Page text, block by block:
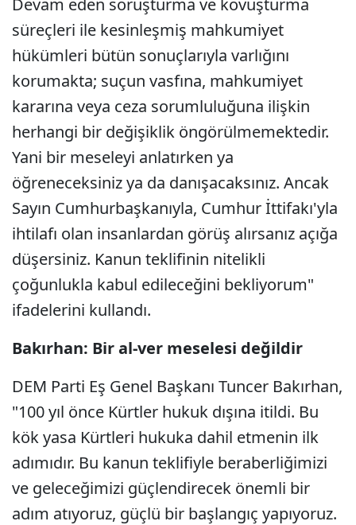
Devam eden soruşturma ve kovuşturma
süreçleri ile kesinleşmiş mahkumiyet
hükümleri bütün sonuçlarıyla varlığını
korumakta; suçun vasfına, mahkumiyet
kararına veya ceza sorumluluğuna ilişkin
herhangi bir değişiklik öngörülmemektedir.
Yani bir meseleyi anlatırken ya
öğreneceksiniz ya da danışacaksınız. Ancak
Sayın Cumhurbaşkanıyla, Cumhur İttifakı'yla
ihtilafı olan insanlardan görüş alırsanız açığa
düşersiniz. Kanun teklifinin nitelikli
çoğunlukla kabul edileceğini bekliyorum"
ifadelerini kullandı.
Bakırhan: Bir al-ver meselesi değildir
DEM Parti Eş Genel Başkanı Tuncer Bakırhan,
"100 yıl önce Kürtler hukuk dışına itildi. Bu
kök yasa Kürtleri hukuka dahil etmenin ilk
adımıdır. Bu kanun teklifiyle beraberliğimizi
ve geleceğimizi güçlendirecek önemli bir
adım atıyoruz, güçlü bir başlangıç yapıyoruz.